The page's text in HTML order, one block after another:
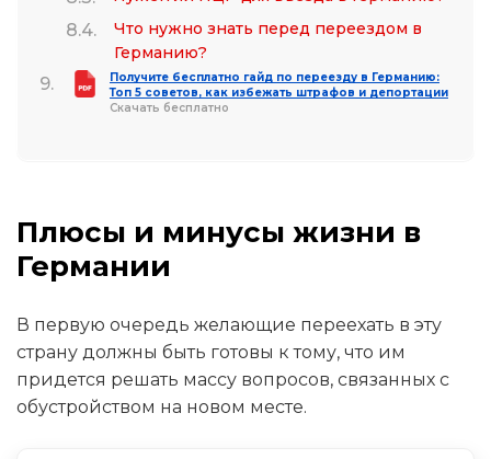
Что нужно знать перед переездом в
Германию?
Получите бесплатно гайд по переезду в Германию:
Топ 5 советов, как избежать штрафов и депортации
Скачать бесплатно
Плюсы и минусы жизни в
Германии
В первую очередь желающие переехать в эту
страну должны быть готовы к тому, что им
придется решать массу вопросов, связанных с
обустройством на новом месте.